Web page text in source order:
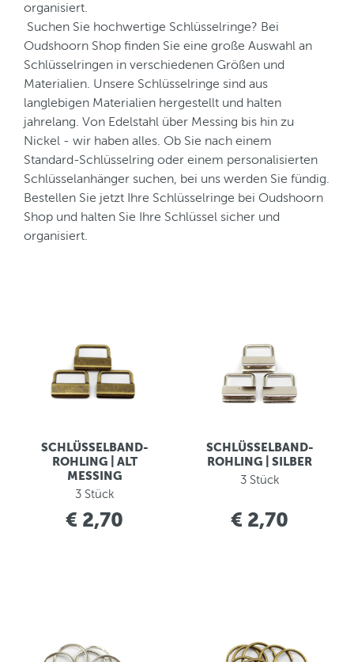
organisiert.
Suchen Sie hochwertige Schlüsselringe? Bei
Oudshoorn Shop finden Sie eine große Auswahl an
Schlüsselringen in verschiedenen Größen und
Materialien. Unsere Schlüsselringe sind aus
langlebigen Materialien hergestellt und halten
jahrelang. Von Edelstahl über Messing bis hin zu
Nickel - wir haben alles. Ob Sie nach einem
Standard-Schlüsselring oder einem personalisierten
Schlüsselanhänger suchen, bei uns werden Sie fündig.
Bestellen Sie jetzt Ihre Schlüsselringe bei Oudshoorn
Shop und halten Sie Ihre Schlüssel sicher und
organisiert.
SCHLÜSSELBAND-
ROHLING | ALT
MESSING
3 Stück
€ 2,70
SCHLÜSSELBAND-
ROHLING | SILBER
3 Stück
€ 2,70